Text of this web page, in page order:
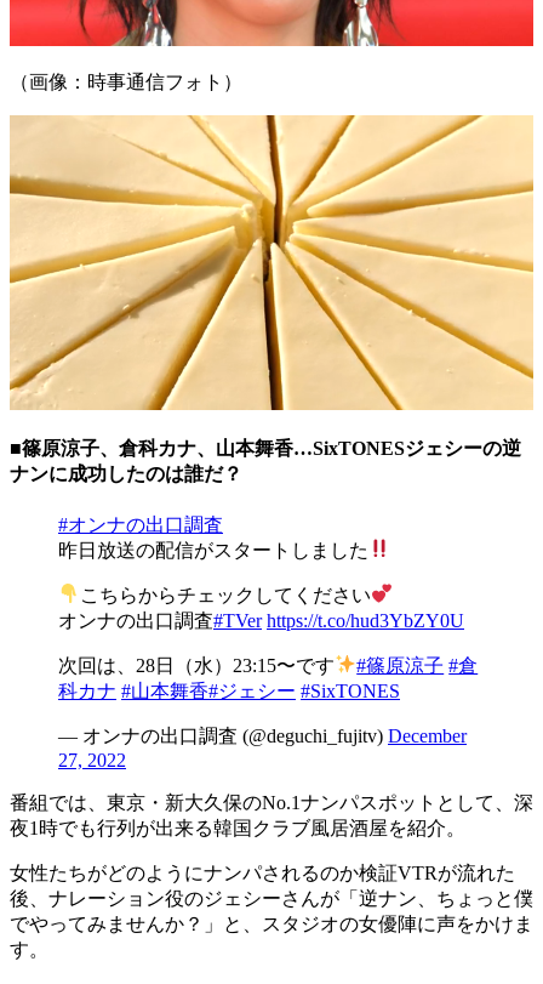
（画像：時事通信フォト）
■篠原涼子、倉科カナ、山本舞香…SixTONESジェシーの逆
ナンに成功したのは誰だ？
#オンナの出口調査
昨日放送の配信がスタートしました
こちらからチェックしてください
オンナの出口調査#TVer https://t.co/hud3YbZY0U
次回は、28日（水）23:15〜です #篠原涼子 #倉
科カナ #山本舞香#ジェシー #SixTONES
— オンナの出口調査 (@deguchi_fujitv) December
27, 2022
番組では、東京・新大久保のNo.1ナンパスポットとして、深
夜1時でも行列が出来る韓国クラブ風居酒屋を紹介。
女性たちがどのようにナンパされるのか検証VTRが流れた
後、ナレーション役のジェシーさんが「逆ナン、ちょっと僕
でやってみませんか？」と、スタジオの女優陣に声をかけま
す。